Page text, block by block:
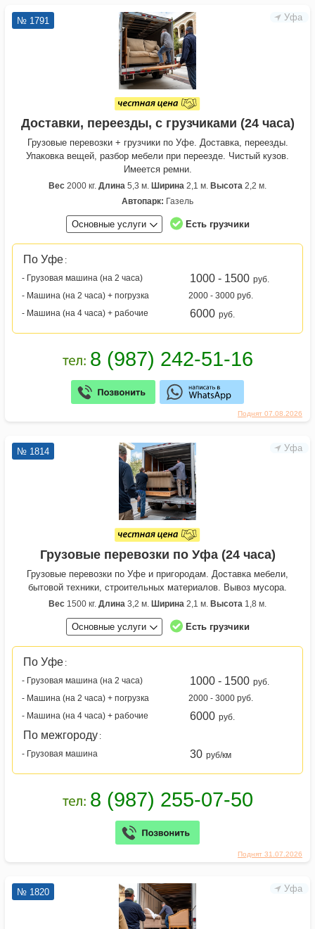
Уфа
Поднят 07.08.2026
№ 1791
Доставки, переезды, с грузчиками (24 часа)
Грузовые перевозки + грузчики по Уфе. Доставка, переезды.
Упаковка вещей, разбор мебели при переезде. Чистый кузов.
Имеется ремни.
Вес 2000 кг. Длина 5,3 м. Ширина 2,1 м. Высота 2,2 м.
Автопарк: Газель
Основные услуги Есть грузчики
По Уфе :
- Грузовая машина (на 2 часа)
1000 - 1500 руб.
- Машина (на 2 часа) + погрузка
2000 - 3000 руб.
- Машина (на 4 часа) + рабочие
6000 руб.
Уфа
Поднят 31.07.2026
№ 1814
Грузовые перевозки по Уфа (24 часа)
Грузовые перевозки по Уфе и пригородам. Доставка мебели,
бытовой техники, строительных материалов. Вывоз мусора.
Вес 1500 кг. Длина 3,2 м. Ширина 2,1 м. Высота 1,8 м.
Основные услуги Есть грузчики
По Уфе :
- Грузовая машина (на 2 часа)
1000 - 1500 руб.
- Машина (на 2 часа) + погрузка
2000 - 3000 руб.
- Машина (на 4 часа) + рабочие
6000 руб.
По межгороду :
- Грузовая машина
30 руб/км
Уфа
№ 1820